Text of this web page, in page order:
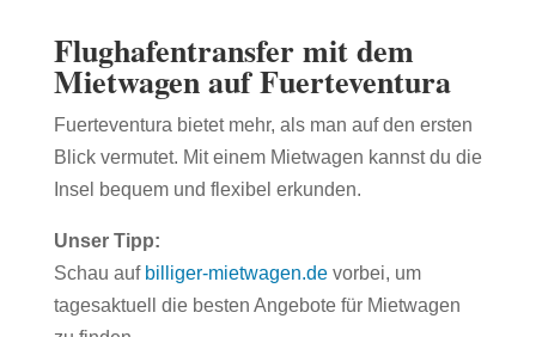
Flughafentransfermit dem
Mietwagen auf Fuerteventura
Fuerteventura bietet mehr, als man auf den ersten
Blick vermutet. Mit einem Mietwagen kannst du die
Insel bequem und flexibel erkunden.
Unser Tipp:
Schau auf billiger-mietwagen.devorbei, um
tagesaktuell die besten Angebote für Mietwagen